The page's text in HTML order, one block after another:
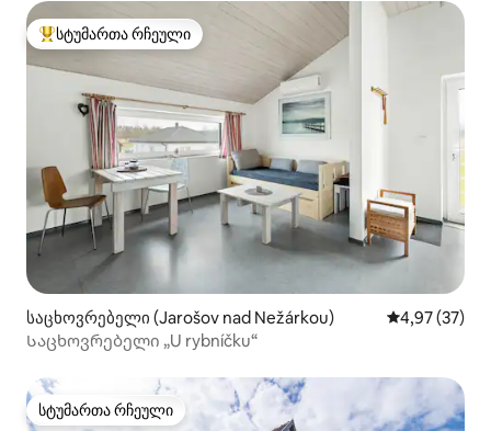
სტუმართა რჩეული მოწინავე ვარიანტი
სტუმართა რჩეული
საცხოვრებელი (Jarošov nad Nežárkou) საშუალო
4,97 (37)
Საცხოვრებელი „U rybníčku“
სტუმართა რჩეული
სტუმართა რჩეული